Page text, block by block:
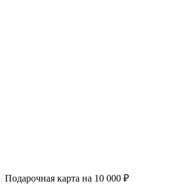
Подарочная карта на 10 000 ₽